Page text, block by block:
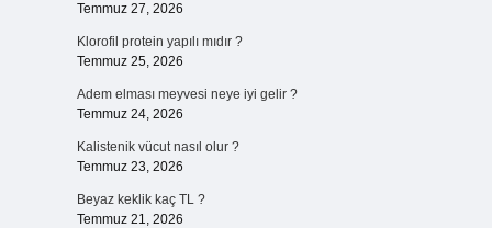
Temmuz 27, 2026
Klorofil protein yapılı mıdır ?
Temmuz 25, 2026
Adem elması meyvesi neye iyi gelir ?
Temmuz 24, 2026
Kalistenik vücut nasıl olur ?
Temmuz 23, 2026
Beyaz keklik kaç TL ?
Temmuz 21, 2026